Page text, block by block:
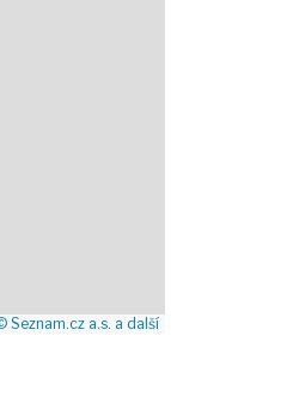
Seznam.cz a.s. a další